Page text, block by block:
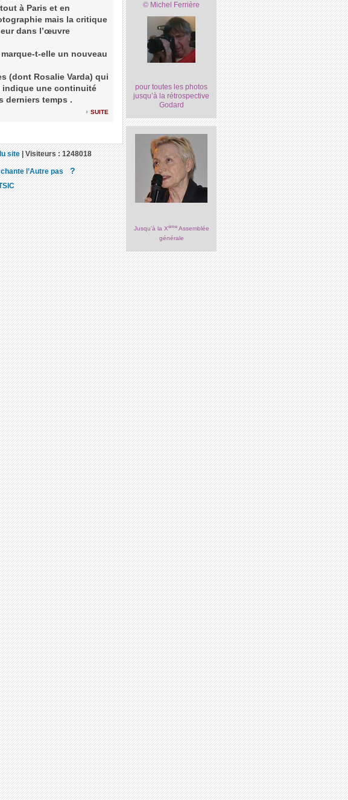
à Paris et en
mais la critique
dans l’œuvre
t-elle un nouveau
(dont Rosalie Varda) qui
indique une continuité
derniers temps .
suite
© Michel Ferrière
pour toutes les photos
jusqu’à la rétrospective
Godard
Jusqu’à la XèmeAssemblée
générale
site|Visiteurs :1248018
chante l’Autre pas ?